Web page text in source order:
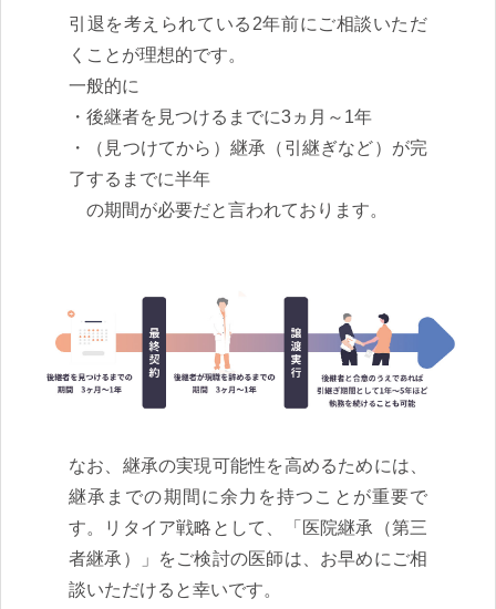
引退を考えられている2年前にご相談いただ
くことが理想的です。
一般的に
・後継者を見つけるまでに3ヵ月～1年
・（見つけてから）継承（引継ぎなど）が完
了するまでに半年
の期間が必要だと言われております。
なお、継承の実現可能性を高めるためには、
継承までの期間に余力を持つことが重要で
す。リタイア戦略として、「医院継承（第三
者継承）」をご検討の医師は、お早めにご相
談いただけると幸いです。